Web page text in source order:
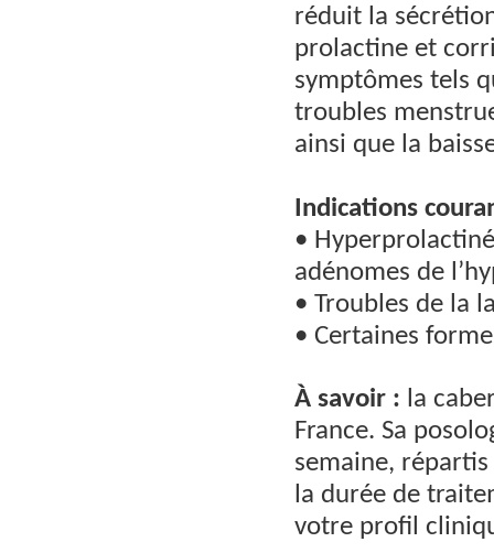
réduit la
prolactine et
symptômes tels
troubles
ainsi que la
Indications
•
adénomes de
• Troubles de la
• Certaines
À savoir : la
France. Sa
semaine,
la durée de
votre profil